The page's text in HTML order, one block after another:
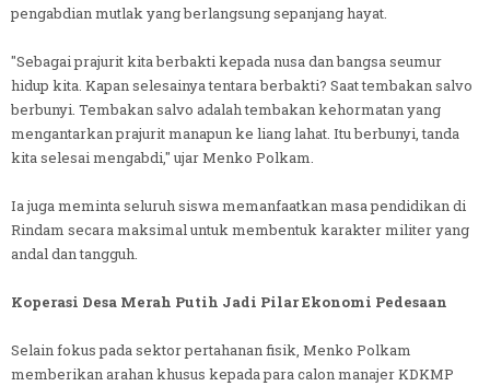
pengabdian mutlak yang berlangsung sepanjang hayat.
"Sebagai prajurit kita berbakti kepada nusa dan bangsa seumur
hidup kita. Kapan selesainya tentara berbakti? Saat tembakan salvo
berbunyi. Tembakan salvo adalah tembakan kehormatan yang
mengantarkan prajurit manapun ke liang lahat. Itu berbunyi, tanda
kita selesai mengabdi," ujar Menko Polkam.
Ia juga meminta seluruh siswa memanfaatkan masa pendidikan di
Rindam secara maksimal untuk membentuk karakter militer yang
andal dan tangguh.
Koperasi Desa Merah Putih Jadi Pilar Ekonomi Pedesaan
Selain fokus pada sektor pertahanan fisik, Menko Polkam
memberikan arahan khusus kepada para calon manajer KDKMP